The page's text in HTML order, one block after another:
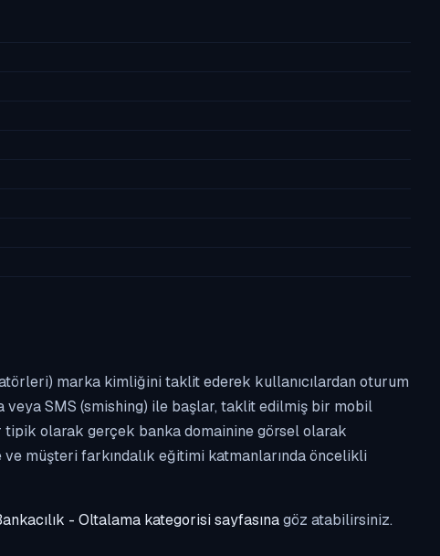
marka kimliğini taklit ederek kullanıcılardan oturum
veya SMS (smishing) ile başlar, taklit edilmiş bir mobil
tipik olarak gerçek banka domainine görsel olarak
müşteri farkındalık eğitimi katmanlarında öncelikli
- Oltalama kategorisi sayfasınagöz atabilirsiniz.